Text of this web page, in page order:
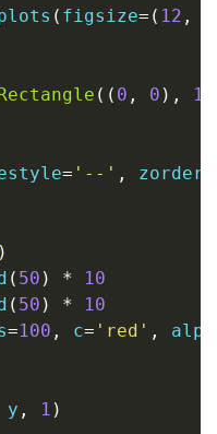
( figsize= ( 12 ,
( ( 0 , 0 ) , 10
= '--' , zorder
)
( 50 ) *
10
( 50 ) *
10
=100 , c= 'red' ,
y , 1 )